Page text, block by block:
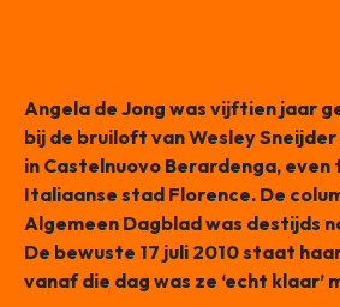
Angela de Jong was vijftien jaar
bij de bruiloft van Wesley
in Castelnuovo Berardenga, even
Italiaanse stad Florence. De
Algemeen Dagblad was destijds
De bewuste 17 juli 2010 staat
vanaf die dag was ze ‘echt klaar’